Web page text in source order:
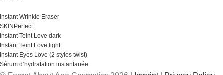
Instant Wrinkle Eraser
SKINPerfect
Instant Teint Love dark
Instant Teint Love light
Instant Eyes Love (2 stylos twist)
Sérum d’hydratation instantanée